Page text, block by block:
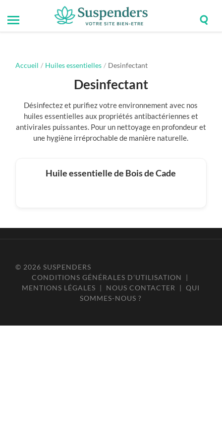
Suspenders
Toggle
mobile
Accueil / Huiles essentielles / Desinfectant
Desinfectant
Désinfectez et purifiez votre environnement avec nos
huiles essentielles aux propriétés antibactériennes et
antivirales puissantes. Pour un nettoyage en profondeur et
une hygiène irréprochable de manière naturelle.
Huile essentielle de Bois de Cade
© 2026SUSPENDERS
CONDITIONS GÉNÉRALES D’UTILISATION
|
MENTIONS LÉGALES | NOUS CONTACTER |QUI
SOMMES-NOUS ?